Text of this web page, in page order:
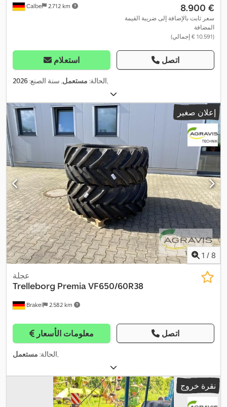
Calbe 2.712 km ‏8.900 €
سعر ثابت بالإضافة إلى ضريبة القيمة
المضافة
(‏10.591 € إجمالي)
استعلام اتصل
الحالة: مستعمل, سنة الصنع:2026 ,
إعلان صغير
1 / 8
Brakel 2.582 km
عجلة
Trelleborg PremiaVF650/60R38
معلومات الأسعار اتصل
الحالة: مستعمل ,
نقرة خروج